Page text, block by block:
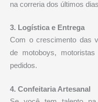
na correria dos últimos
3. Logística e Entrega
Com o crescimento das
de motoboys,
pedidos.
4. Confeitaria Artesanal